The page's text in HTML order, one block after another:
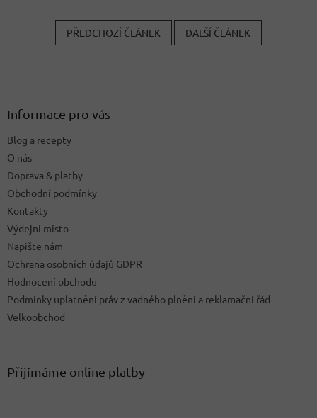
PŘEDCHOZÍ ČLÁNEK DALŠÍ ČLÁNEK
Informace pro vás
Blog a recepty
O nás
Doprava & platby
Obchodní podmínky
Kontakty
Výdejní místo
Napište nám
Ochrana osobních údajů GDPR
Hodnocení obchodu
Podmínky uplatnění práv z vadného plnění a reklamační řád
Velkoobchod
Přijímáme online platby